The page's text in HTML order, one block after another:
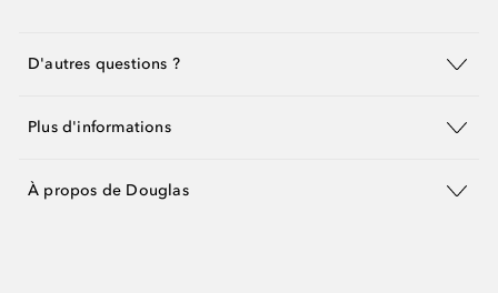
D'autres questions ?
Plus d'informations
À propos de Douglas